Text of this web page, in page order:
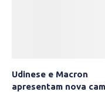
Udinese e Macron
apresentam nova